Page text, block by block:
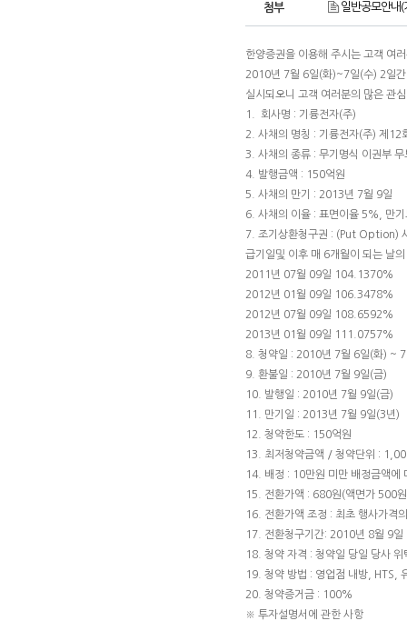
첨부 일반공모안내
한양증권을 이용해 주시는 고객 여
2010년 7월 6일(화)~7일(수) 2일
실시되오니 고객 여러분의 많은 관
1. 회사명 : 기륭전자(주)
2. 사채의 명칭 : 기륭전자(주) 제12
3. 사채의 종류 : 무기명식 이권부 무
4. 발행금액 : 150억원
5. 사채의 만기 : 2013년 7월 9일
6. 사채의 이율 : 표면이율 5%, 만
7. 조기상환청구권 : (Put Option)
급기일및 이후 매 6개월이 되는 날
2011년 07월 09일 104.1370%
2012년 01월 09일 106.3478%
2012년 07월 09일 108.6592%
2013년 01월 09일 111.0757%
8. 청약일 : 2010년 7월 6일(화) ~
9. 환불일 : 2010년 7월 9일(금)
10. 발행일 : 2010년 7월 9일(금)
11. 만기일 : 2013년 7월 9일(3년)
12. 청약한도 : 150억원
13. 최저청약금액 / 청약단위 :
14. 배정 : 10만원 미만 배정금액에
15. 전환가액 : 680원(액면가 500
16. 전환가액 조정 : 최초 행사가격
17. 전환청구기간: 2010년 8월 9
18. 청약 자격 : 청약일 당일 당사
19. 청약 방법 : 영업점 내방, HTS,
20. 청약증거금 : 100%
※ 투자설명서에 관한 사항